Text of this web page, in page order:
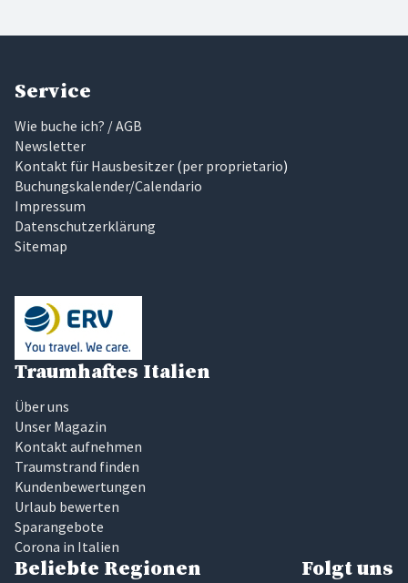
Service
Wie buche ich? / AGB
Newsletter
Kontakt für Hausbesitzer (per proprietario)
Buchungskalender/Calendario
Impressum
Datenschutzerklärung
Sitemap
Traumhaftes Italien
Über uns
Unser Magazin
Kontakt aufnehmen
Traumstrand finden
Kundenbewertungen
Urlaub bewerten
Sparangebote
Corona in Italien
Beliebte Regionen Folgt uns